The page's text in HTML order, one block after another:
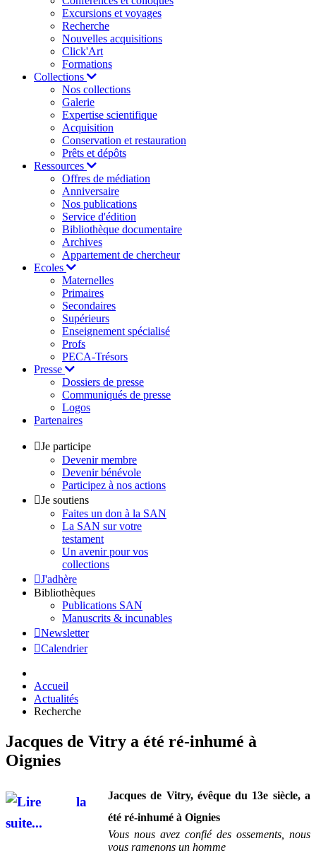
Excursions et voyages
Recherche
Nouvelles acquisitions
Click'Art
Formations
Collections
Nos collections
Galerie
Expertise scientifique
Acquisition
Conservation et restauration
Prêts et dépôts
Ressources
Offres de médiation
Anniversaire
Nos publications
Service d'édition
Bibliothèque documentaire
Archives
Appartement de chercheur
Ecoles
Maternelles
Primaires
Secondaires
Supérieurs
Enseignement spécialisé
Profs
PECA-Trésors
Presse
Dossiers de presse
Communiqués de presse
Logos
Partenaires
Je participe
Devenir membre
Devenir bénévole
Participez à nos actions
Je soutiens
Faites un don à la SAN
La SAN sur votre
testament
Un avenir pour vos
collections
J'adhère
Bibliothèques
Publications SAN
Manuscrits & incunables
Newsletter
Calendrier
Accueil
Actualités
Recherche
Jacques de Vitry a été ré-inhumé à
Oignies
Jacques de Vitry, évêque du 13e siècle, a
été ré-inhumé à Oignies
Vous nous avez confié des ossements, nous
vous ramenons un homme